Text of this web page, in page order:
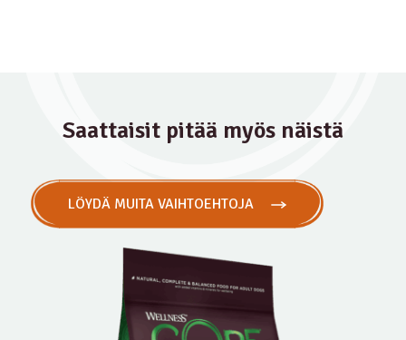
Saattaisit pitää myös näistä
LÖYDÄ MUITA VAIHTOEHTOJA